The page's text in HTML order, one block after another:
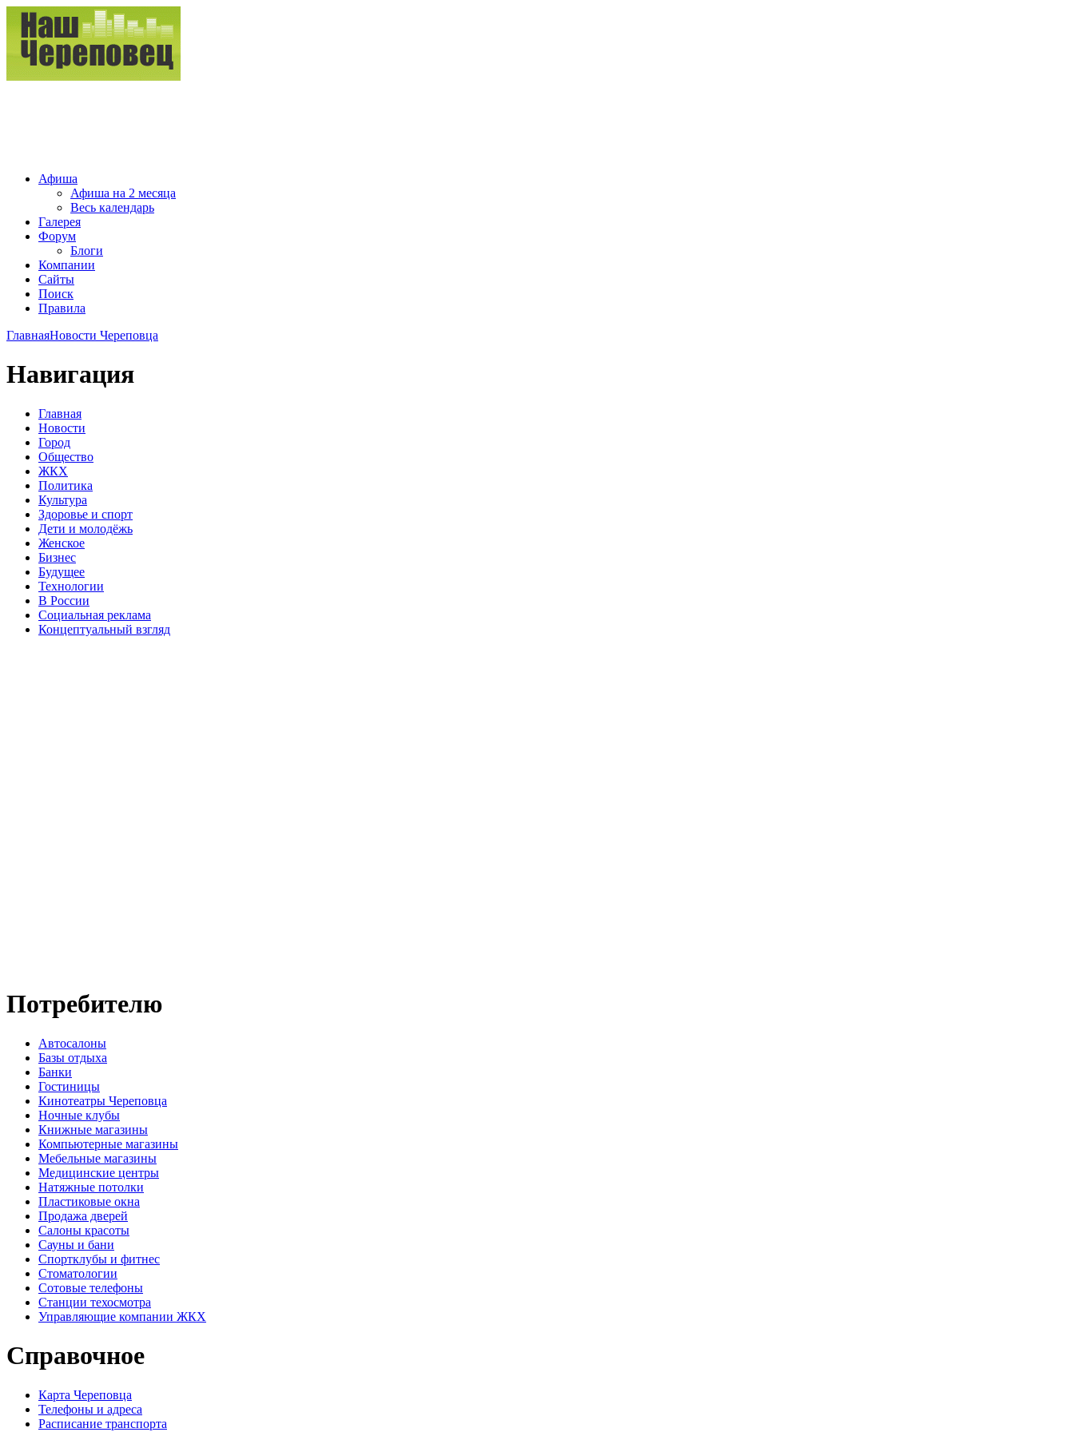
Афиша
Афиша на 2 месяца
Весь календарь
Галерея
Форум
Блоги
Компании
Сайты
Поиск
Правила
ГлавнаяНовости Череповца
Навигация
Главная
Новости
Город
Общество
ЖКХ
Политика
Культура
Здоровье и спорт
Дети и молодёжь
Женское
Бизнес
Будущее
Технологии
В России
Социальная реклама
Концептуальный взгляд
Потребителю
Автосалоны
Базы отдыха
Банки
Гостиницы
Кинотеатры Череповца
Ночные клубы
Книжные магазины
Компьютерные магазины
Мебельные магазины
Медицинские центры
Натяжные потолки
Пластиковые окна
Продажа дверей
Салоны красоты
Сауны и бани
Спортклубы и фитнес
Стоматологии
Сотовые телефоны
Станции техосмотра
Управляющие компании ЖКХ
Справочное
Карта Череповца
Телефоны и адреса
Расписание транспорта